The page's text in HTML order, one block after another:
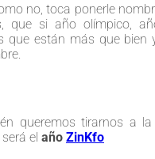
no, toca ponerle
que si año olímpico,
que están más que
queremos tirarnos a
el año ZinKfo